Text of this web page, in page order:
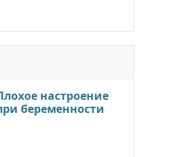
настроение
беременности